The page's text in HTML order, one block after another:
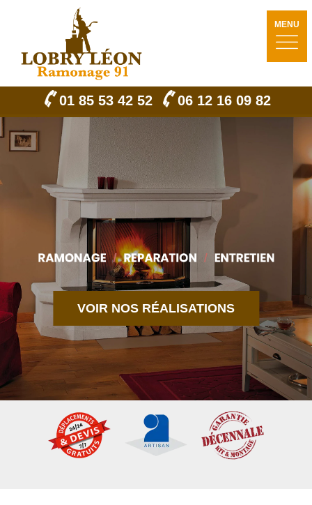
MENU
01 85 53 42 52 06 12 16 09 82
VOIR NOS RÉALISATIONS